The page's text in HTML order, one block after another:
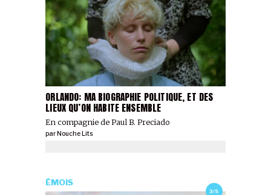
ORLANDO: MA BIOGRAPHIE POLITIQUE, ET DES
LIEUX QU’ON HABITE ENSEMBLE
En compagnie de Paul B. Preciado
par Nouche Lits
3/5
ÉMOIS